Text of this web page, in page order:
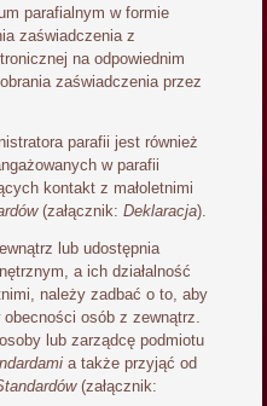
parafialnym w formie
zaświadczenia z
na odpowiednim
zaświadczenia przez
parafii jest również
w parafii
kontakt z małoletnimi
(załącznik:Deklaracja).
lub udostępnia
a ich działalność
należy zadbać o to, aby
obecności osób z zewnątrz.
lub zarządcę podmiotu
a także przyjąć od
(załącznik: